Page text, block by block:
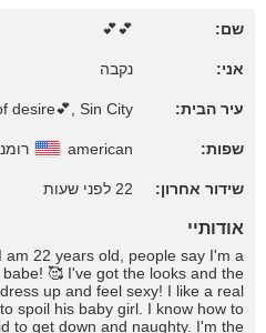
שם: 💕💕
אני: נקבה
עיר הבית: Sin City 😈
שפות: american
שידור אחרון: 22 לפני שעות
אודותיי
22 years old, people say I'm a
🥰 I've got the looks and the
up and feel sexy! I like a real
spoil his baby girl. I know how to
to get down and naughty. I'm the